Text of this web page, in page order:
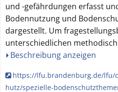
und -gefährdungen erfasst
Bodennutzung und
dargestellt. Um
unterschiedlichen
Beschreibung anzeigen
https://lfu.brandenburg.de/lfu/
hutz/spezielle-